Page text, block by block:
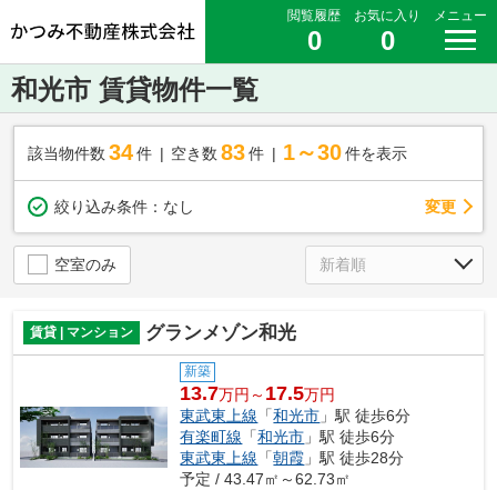
閲覧履歴
0
お気に入り
0
メニュー
和光市 賃貸物件一覧
該当物件数 34件 空き数 83 件 1～30 件を表示
絞り込み条件： なし 変更
空室のみ
賃貸 | マンション グランメゾン和光
新築
13.7万円～ 17.5万円
東武東上線 「和光市 」駅 徒歩6分
有楽町線 「和光市 」駅 徒歩6分
東武東上線 「朝霞 」駅 徒歩28分
予定 / 43.47㎡～62.73㎡